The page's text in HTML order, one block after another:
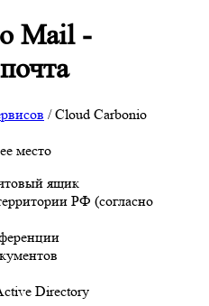
Mail -
/Cloud Carbonio
место
ящик
РФ (согласно
Directory